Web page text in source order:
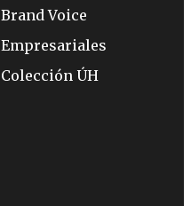
Brand Voice
Empresariales
Colección ÚH